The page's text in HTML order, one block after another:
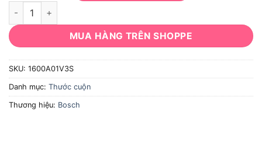
Thước cuộn Bosch 1600A01V3S số lượng
MUA HÀNG TRÊN SHOPPE
SKU: 1600A01V3S
Danh mục: Thước cuộn
Thương hiệu: Bosch